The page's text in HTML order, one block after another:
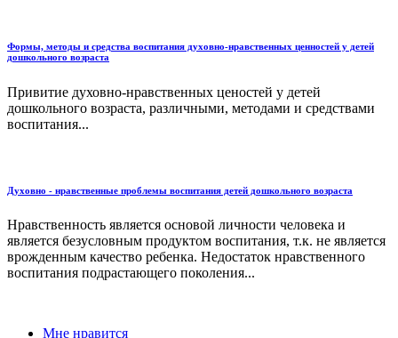
Формы, методы и средства воспитания духовно-нравственных ценностей у детей
дошкольного возраста
Привитие духовно-нравственных ценостей у детей
дошкольного возраста, различными, методами и средствами
воспитания...
Духовно - нравственные проблемы воспитания детей дошкольного возраста
Нравственность является основой личности человека и
является безусловным продуктом воспитания, т.к. не является
врожденным качество ребенка. Недостаток нравственного
воспитания подрастающего поколения...
Мне нравится